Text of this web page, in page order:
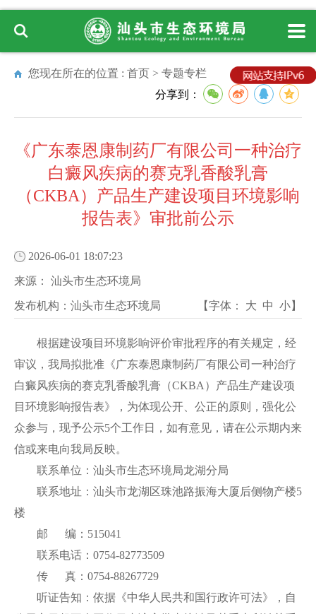
您现在所在的位置 : 首页 > 专题专栏
分享到：
《广东泰恩康制药厂有限公司一种治疗
白癜风疾病的赛克乳香酸乳膏
（CKBA）产品生产建设项目环境影响
报告表》审批前公示
2026-06-01 18:07:23
来源： 汕头市生态环境局
发布机构： 汕头市生态环境局 【字体： 大 中 小】
根据建设项目环境影响评价审批程序的有关规定，经
审议，我局拟批准《广东泰恩康制药厂有限公司一种治疗
白癜风疾病的赛克乳香酸乳膏（CKBA）产品生产建设项
目环境影响报告表》，为体现公开、公正的原则，强化公
众参与，现予公示5个工作日，如有意见，请在公示期内来
信或来电向我局反映。
联系单位：汕头市生态环境局龙湖分局
联系地址：汕头市龙湖区珠池路振海大厦后侧物产楼5
楼
邮 编：515041
联系电话：0754-82773509
传 真：0754-88267729
听证告知：依据《中华人民共和国行政许可法》，自